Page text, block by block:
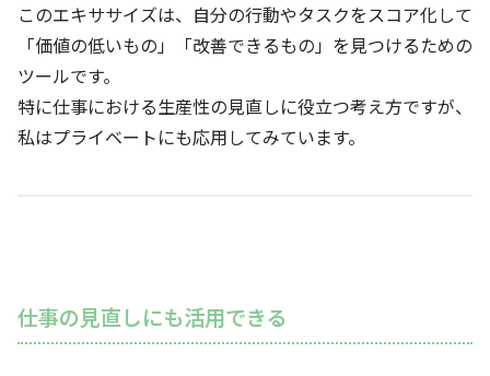
このエキササイズは、自分の行動やタスクをスコア化して
「価値の低いもの」「改善できるもの」を見つけるための
ツールです。
特に仕事における生産性の見直しに役立つ考え方ですが、
私はプライベートにも応用してみています。
仕事の見直しにも活用できる